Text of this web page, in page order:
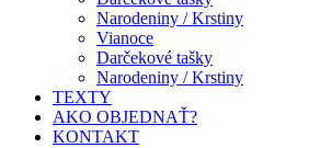
Narodeniny / Krstiny
Vianoce
Darčekové tašky
Narodeniny / Krstiny
TEXTY
AKO OBJEDNAŤ?
KONTAKT